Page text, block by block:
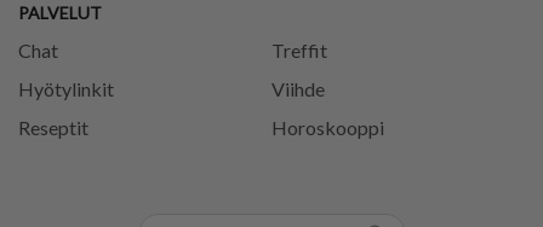
PALVELUT
Chat
Treffit
Hyötylinkit
Viihde
Reseptit
Horoskooppi